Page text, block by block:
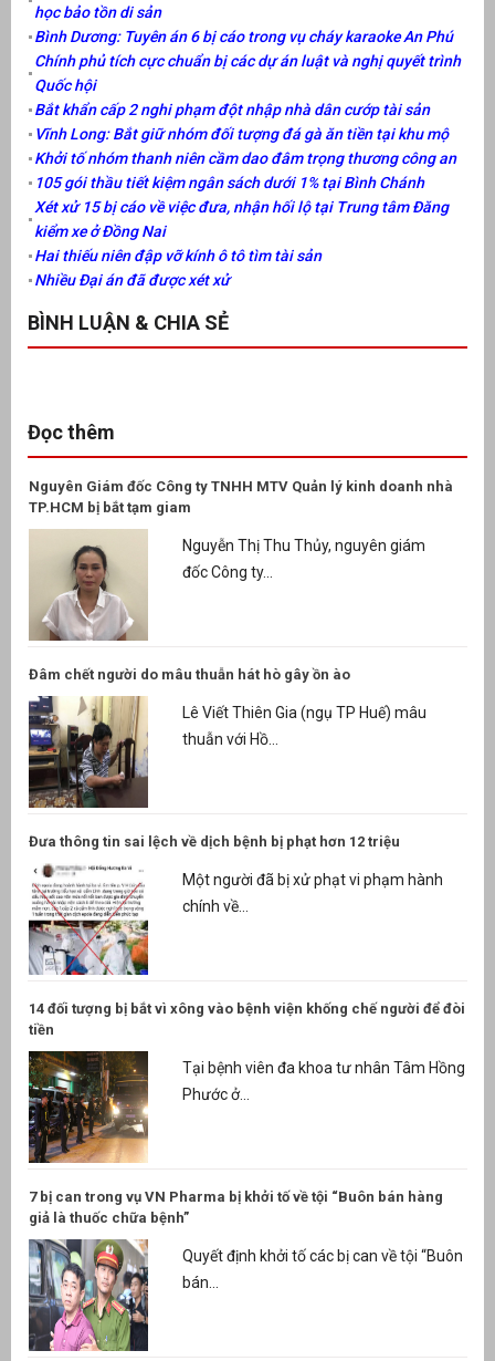
học bảo tồn di sản
Bình Dương: Tuyên án 6 bị cáo trong vụ cháy karaoke An Phú
Chính phủ tích cực chuẩn bị các dự án luật và nghị quyết trình
Quốc hội
Bắt khẩn cấp 2 nghi phạm đột nhập nhà dân cướp tài sản
Vĩnh Long: Bắt giữ nhóm đối tượng đá gà ăn tiền tại khu mộ
Khởi tố nhóm thanh niên cầm dao đâm trọng thương công an
105 gói thầu tiết kiệm ngân sách dưới 1% tại Bình Chánh
Xét xử 15 bị cáo về việc đưa, nhận hối lộ tại Trung tâm Đăng
kiểm xe ở Đồng Nai
Hai thiếu niên đập vỡ kính ô tô tìm tài sản
Nhiều Đại án đã được xét xử
BÌNH LUẬN & CHIA SẺ
Đọc thêm
Nguyên Giám đốc Công ty TNHH MTV Quản lý kinh doanh nhà
TP.HCM bị bắt tạm giam
Nguyễn Thị Thu Thủy, nguyên giám
đốc Công ty...
Đâm chết người do mâu thuẫn hát hò gây ồn ào
Lê Viết Thiên Gia (ngụ TP Huế) mâu
thuẫn với Hồ...
Đưa thông tin sai lệch về dịch bệnh bị phạt hơn 12 triệu
Một người đã bị xử phạt vi phạm hành
chính về...
14 đối tượng bị bắt vì xông vào bệnh viện khống chế người để đòi
tiền
Tại bệnh viên đa khoa tư nhân Tâm Hồng
Phước ở...
7 bị can trong vụ VN Pharma bị khởi tố về tội “Buôn bán hàng
giả là thuốc chữa bệnh”
Quyết định khởi tố các bị can về tội “Buôn
bán...